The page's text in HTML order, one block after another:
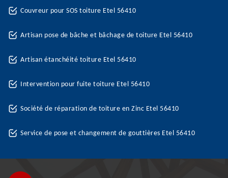
Couvreur pour SOS toiture Etel 56410
Artisan pose de bâche et bâchage de toiture Etel 56410
Artisan étanchéité toiture Etel 56410
Intervention pour fuite toiture Etel 56410
Société de réparation de toiture en Zinc Etel 56410
Service de pose et changement de gouttières Etel 56410